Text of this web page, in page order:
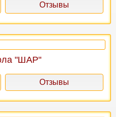
Отзывы
"ШАР"
Отзывы